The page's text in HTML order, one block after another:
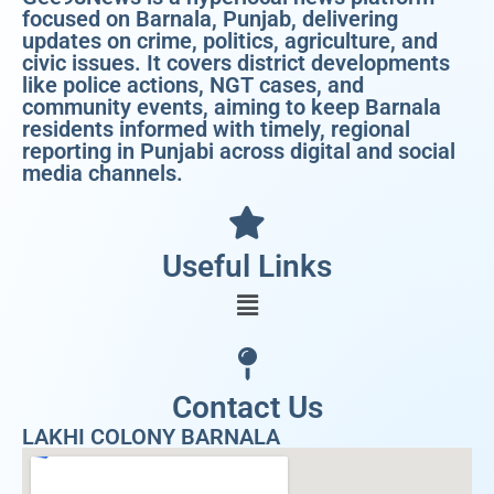
focused on Barnala, Punjab, delivering
updates on crime, politics, agriculture, and
civic issues. It covers district developments
like police actions, NGT cases, and
community events, aiming to keep Barnala
residents informed with timely, regional
reporting in Punjabi across digital and social
media channels.
Useful Links
Contact Us
LAKHI COLONY BARNALA